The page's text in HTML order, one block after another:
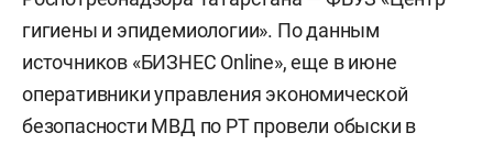
гигиены и эпидемиологии». По данным
источников «БИЗНЕС Online», еще в июне
оперативники управления экономической
безопасности МВД по РТ провели обыски в